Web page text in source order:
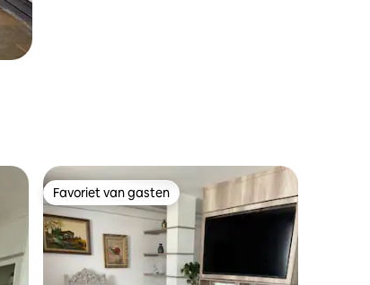
Favoriet van gasten
Favoriet van gasten